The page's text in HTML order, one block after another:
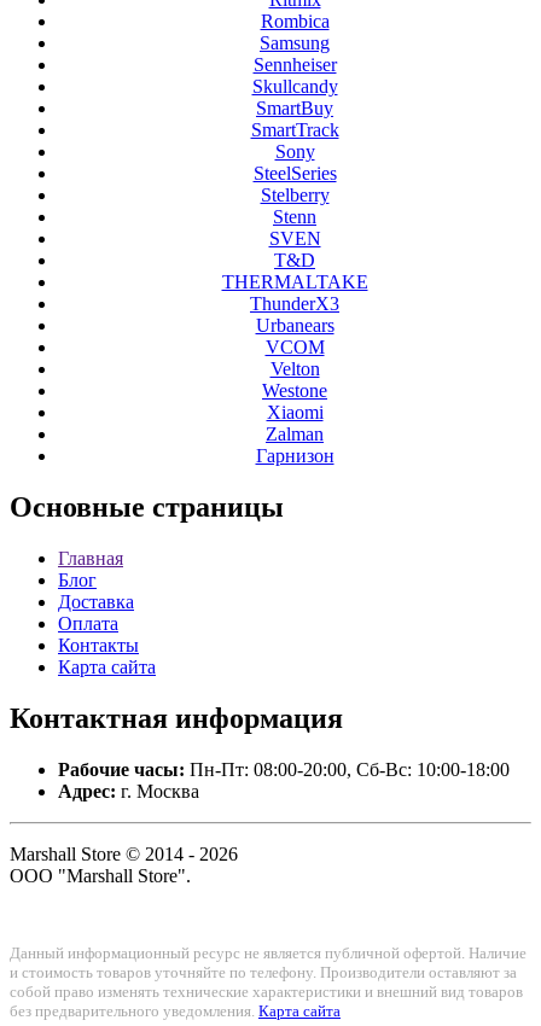
Rombica
Samsung
Sennheiser
Skullcandy
SmartBuy
SmartTrack
Sony
SteelSeries
Stelberry
Stenn
SVEN
T&D
THERMALTAKE
ThunderX3
Urbanears
VCOM
Velton
Westone
Xiaomi
Zalman
Гарнизон
Основные страницы
Главная
Блог
Доставка
Оплата
Контакты
Карта сайта
Контактная информация
Рабочие часы: Пн-Пт: 08:00-20:00, Сб-Вс: 10:00-18:00
Адрес: г. Москва
Marshall Store © 2014 - 2026
ООО "Marshall Store".
Данный информационный ресурс не является публичной офертой. Наличие
и стоимость товаров уточняйте по телефону. Производители оставляют за
собой право изменять технические характеристики и внешний вид товаров
без предварительного уведомления. Карта сайта